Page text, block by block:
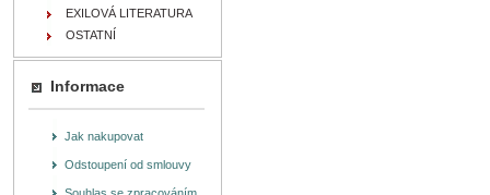
EXILOVÁ LITERATURA
OSTATNÍ
Informace
Jak nakupovat
Odstoupení od smlouvy